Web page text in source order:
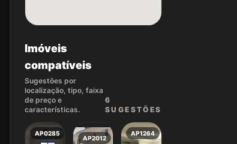
Imóveis
compatíveis
Sugestões por
localização, tipo, faixa
de preço e
características.
6
SUGESTÕES
AP0285
AP2012
AP1264